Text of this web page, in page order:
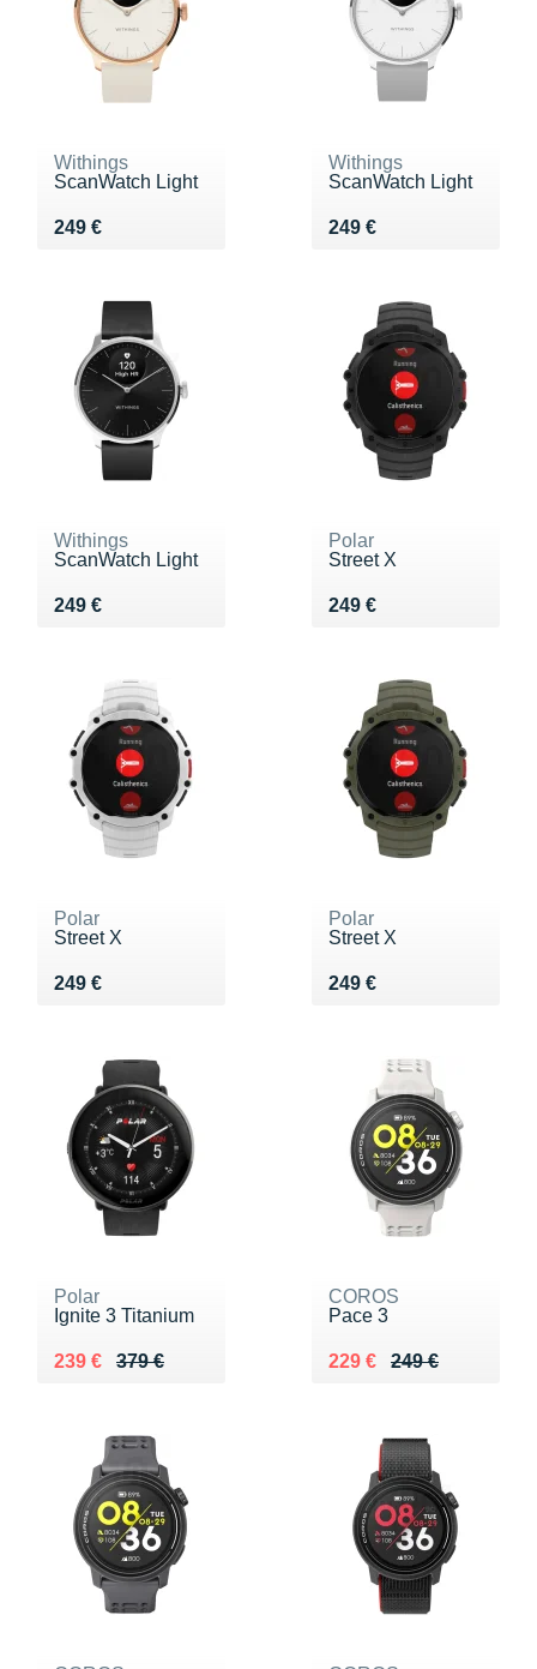
Withings
ScanWatch Light
249 €
Vendu 249 €
Withings
ScanWatch Light
249 €
Vendu 249 €
Withings
ScanWatch Light
249 €
Vendu 249 €
Polar
Street X
249 €
Vendu 249 €
Polar
Street X
249 €
Vendu 249 €
Polar
Street X
249 €
Vendu 249 €
Polar
Ignite 3 Titanium
379 €
Au lieu de 379 €
239 €
Vendu 239 €
COROS
Pace 3
249 €
Au lieu de 249 €
229 €
Vendu 229 €